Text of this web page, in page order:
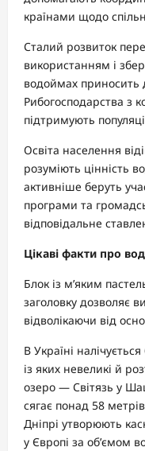
країнами щодо
Сталий розвиток
використанням і
водоймах приносить
Рибогосподарства з
підтримують
Освіта населення
розуміють цінність
активніше беруть
програми та
відповідальне
Цікаві факти про
Блок із м’яким
заголовку дозволяє
відволікаючи від
В Україні
із яких невеликі й
озеро — Світязь у
сягає понад 58
Дніпрі утворюють
у Європі за об’ємом